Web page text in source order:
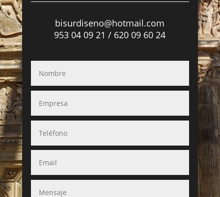
bisurdiseno@hotmail.com
953 04 09 21 / 620 09 60 24